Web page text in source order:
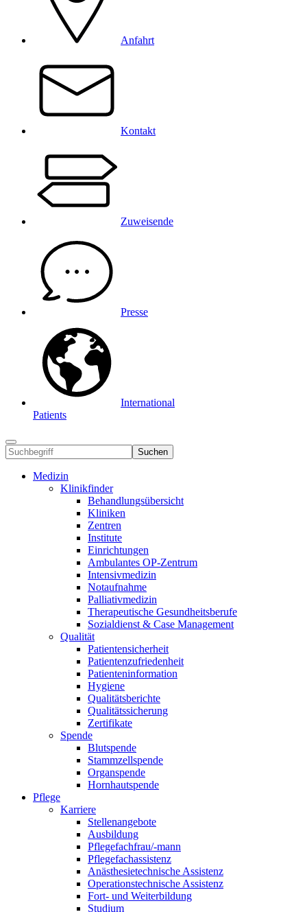
Anfahrt
Kontakt
Zuweisende
Presse
International
Patients
Suchen
Medizin
Klinikfinder
Behandlungsübersicht
Kliniken
Zentren
Institute
Einrichtungen
Ambulantes OP-Zentrum
Intensivmedizin
Notaufnahme
Palliativmedizin
Therapeutische Gesundheitsberufe
Sozialdienst & Case Management
Qualität
Patientensicherheit
Patientenzufriedenheit
Patienteninformation
Hygiene
Qualitätsberichte
Qualitätssicherung
Zertifikate
Spende
Blutspende
Stammzellspende
Organspende
Hornhautspende
Pflege
Karriere
Stellenangebote
Ausbildung
Pflegefachfrau/-mann
Pflegefachassistenz
Anästhesietechnische Assistenz
Operationstechnische Assistenz
Fort- und Weiterbildung
Studium